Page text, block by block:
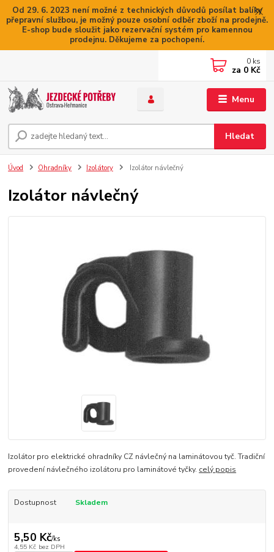
Od 29. 6. 2023 není možné z technických důvodů posílat balíky
přepravní službou, je možný pouze osobní odběr zboží na prodejně.
E-shop bude sloužit jako rezervační systém pro kamennou
prodejnu. Děkujeme za pochopení.
Menu
Hledat
0 ks
za 0 Kč
Úvod Ohradníky Izolátory Izolátor návlečný
Izolátor návlečný
Izolátor pro elektrické ohradníky CZ návlečný na laminátovou tyč. Tradiční
provedení návlečného izolátoru pro laminátové tyčky. celý popis
Dostupnost Skladem
5,50 Kč/ks
4,55 Kč bez DPH